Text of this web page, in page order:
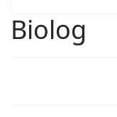
Biolog